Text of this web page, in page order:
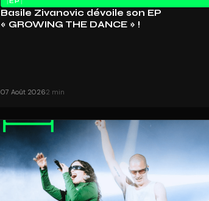
Basile Zivanovic dévoile son EP
« GROWING THE DANCE » !
07 Août 20262 min